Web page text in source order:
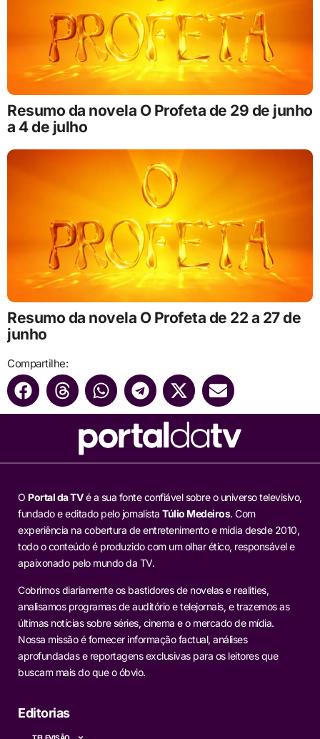
Resumo da novela O Profeta de 29 de junho
a 4 de julho
Resumo da novela O Profeta de 22 a 27 de
junho
Compartilhe:
O Portal da TVé a sua fonte confiável sobre o universo televisivo,
fundado e editado pelo jornalista Túlio Medeiros. Com
experiência na cobertura de entretenimento e mídia desde 2010,
todo o conteúdo é produzido com um olhar ético, responsável e
apaixonado pelo mundo da TV.
Cobrimos diariamente os bastidores de novelas e realities,
analisamos programas de auditório e telejornais, e trazemos as
últimas notícias sobre séries, cinema e o mercado de mídia.
Nossa missão é fornecer informação factual, análises
aprofundadas e reportagens exclusivas para os leitores que
buscam mais do que o óbvio.
Editorias